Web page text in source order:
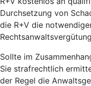
Durchsetzung von
die R+V die
Sollte im
Sie strafrechtlich
der Regel die